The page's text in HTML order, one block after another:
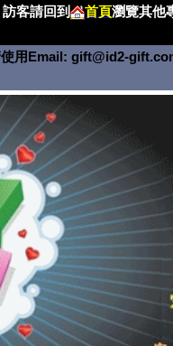
客請回到 首頁瀏覽其他
用Email: gift@id2-